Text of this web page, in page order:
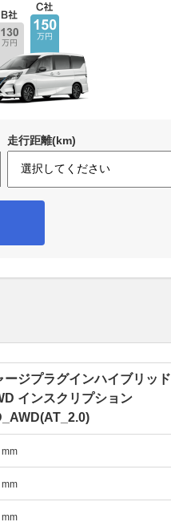
走行距離(km)
ージプラグインハイブリッド
インスクリプション
mm
mm
mm